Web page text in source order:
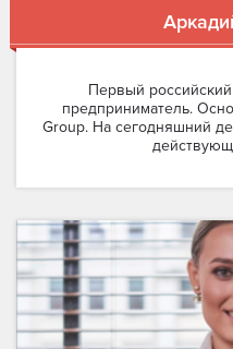
Первый
предприниматель.
Group. На сегодняшний